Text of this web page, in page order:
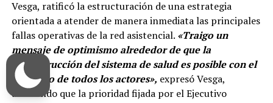
Vesga, ratificó la estructuración de una estrategia
orientada a atender de manera inmediata las principales
fallas operativas de la red asistencial. «Traigo un
mensaje de optimismo alrededor de que la
reconstrucción del sistema de salud es posible con el
concurso de todos los actores», expresó Vesga,
añadiendo que la prioridad fijada por el Ejecutivo